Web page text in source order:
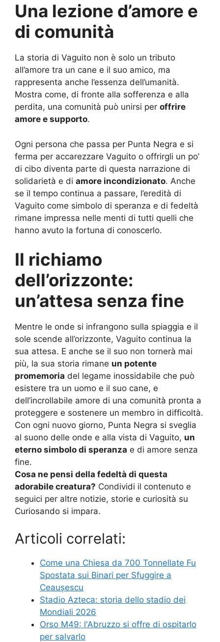
Una lezione d’amore e
di comunità
La storia di Vaguito non è solo un tributo
all’amore tra un cane e il suo amico, ma
rappresenta anche l’essenza dell’umanità.
Mostra come, di fronte alla sofferenza e alla
perdita, una comunità può unirsi per offrire
amore e supporto.
Ogni persona che passa per Punta Negra e si
ferma per accarezzare Vaguito o offrirgli un po’
di cibo diventa parte di questa narrazione di
solidarietà e di amore incondizionato. Anche
se il tempo continua a passare, l’eredità di
Vaguito come simbolo di speranza e di fedeltà
rimane impressa nelle menti di tutti quelli che
hanno avuto la fortuna di conoscerlo.
Il richiamo
dell’orizzonte:
un’attesa senza fine
Mentre le onde si infrangono sulla spiaggia e il
sole scende all’orizzonte, Vaguito continua la
sua attesa. E anche se il suo non tornerà mai
più, la sua storia rimane un potente
promemoria del legame inossidabile che può
esistere tra un uomo e il suo cane, e
dell’incrollabile amore di una comunità pronta a
proteggere e sostenere un membro in difficoltà.
Con ogni nuovo giorno, Punta Negra si sveglia
al suono delle onde e alla vista di Vaguito, un
eterno simbolo di speranza e di amore senza
fine.
Cosa ne pensi della fedeltà di questa
adorabile creatura? Condividi il contenuto e
seguici per altre notizie, storie e curiosità su
Curiosando si impara.
Articoli correlati:
Come una Chiesa da 700 Tonnellate Fu
Spostata sui Binari per Sfuggire a
Ceaușescu
Stadio Azteca: storia dello stadio dei
Mondiali 2026
Orso M49: l'Abruzzo si offre di ospitarlo
per salvarlo